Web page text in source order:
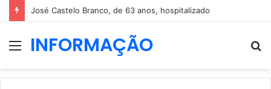
José Castelo Branco, de 63 anos, hospitalizado
MenuINFORMAÇÃO